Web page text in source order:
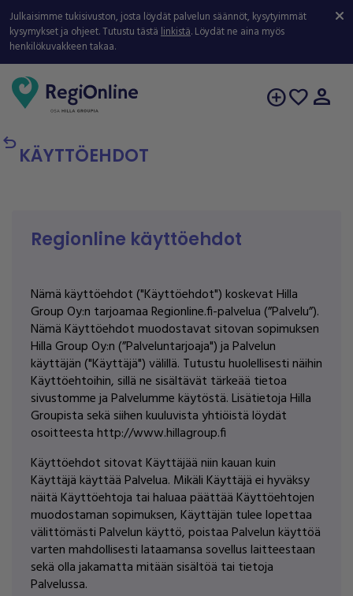
Julkaisimme tukisivuston, josta löydät palvelun säännöt, kysytyimmät
kysymykset ja ohjeet. Tutustu tästälinkistä. Löydät ne aina myös
henkilökuvakkeen takaa.
add_circlefavorite person
undo
KÄYTTÖEHDOT
Regionline käyttöehdot
Nämä käyttöehdot ("Käyttöehdot") koskevat Hilla
Group Oy:n tarjoamaa Regionline.fi-palvelua (”Palvelu”).
Nämä Käyttöehdot muodostavat sitovan sopimuksen
Hilla Group Oy:n (”Palveluntarjoaja") ja Palvelun
käyttäjän ("Käyttäjä") välillä. Tutustu huolellisesti näihin
Käyttöehtoihin, sillä ne sisältävät tärkeää tietoa
sivustomme ja Palvelumme käytöstä. Lisätietoja Hilla
Groupista sekä siihen kuuluvista yhtiöistä löydät
osoitteesta http://www.hillagroup.fi
Käyttöehdot sitovat Käyttäjää niin kauan kuin
Käyttäjä käyttää Palvelua. Mikäli Käyttäjä ei hyväksy
näitä Käyttöehtoja tai haluaa päättää Käyttöehtojen
muodostaman sopimuksen, Käyttäjän tulee lopettaa
välittömästi Palvelun käyttö, poistaa Palvelun käyttöä
varten mahdollisesti lataamansa sovellus laitteestaan
sekä olla jakamatta mitään sisältöä tai tietoja
Palvelussa.